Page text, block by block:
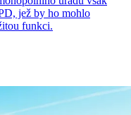
jež by ho mohlo
funkci.